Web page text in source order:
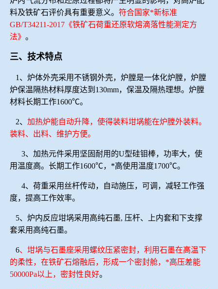
料及铁矿石评价具有重要意义。 符合国家*新标准
GB/T34211-2017《铁矿石荷重还原软熔滴落性能测定方
法》 。
三、技术特点
1、炉体外壳采用不锈钢外壳，炉膛是一体化炉膛，炉膛
炉保温隔热材料厚度达到130mm，保温及隔热理想。炉膛
材料长期工作1600℃。
2、 加热炉能自动升降，使得装料坩埚能在炉膛外装料。
装料、出料、维护方便。
3、加热元件采用坚固耐用的U型硅钼棒，功率大，使
用温度高。长期工作1600℃，*高使用温度1700℃。
4、荷重采用丝杆传动，自动施压，可调，减轻工作强
度，提高工作效率。
5、炉内反应坩埚采用高纯石墨, 压杆、上内套和下支撑
套采用高纯石墨。
6、坩埚与石墨座采用螺纹压紧密封，利用石墨在高温下
的柔性，在铁矿石熔融后，形成一个密封舱，*高压差能
50000Pa以上，密封性良好。